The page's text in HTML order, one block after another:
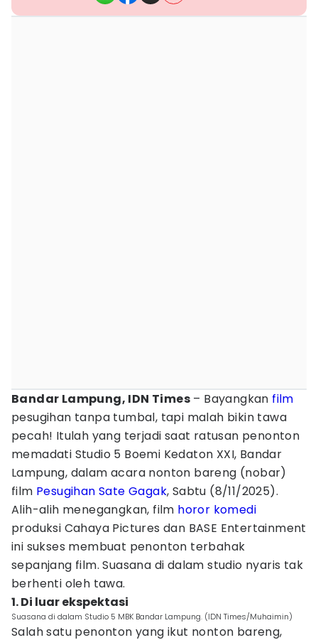
Bandar Lampung, IDN Times – Bayangkan film
pesugihan tanpa tumbal, tapi malah bikin tawa
pecah! Itulah yang terjadi saat ratusan penonton
memadati Studio 5 Boemi Kedaton XXI, Bandar
Lampung, dalam acara nonton bareng (nobar)
film Pesugihan Sate Gagak, Sabtu (8/11/2025).
Alih-alih menegangkan, film horor komedi
produksi Cahaya Pictures dan BASE Entertainment
ini sukses membuat penonton terbahak
sepanjang film. Suasana di dalam studio nyaris tak
berhenti oleh tawa.
1. Di luar ekspektasi
Suasana di dalam Studio 5 MBK Bandar Lampung. (IDN Times/Muhaimin)
Salah satu penonton yang ikut nonton bareng,